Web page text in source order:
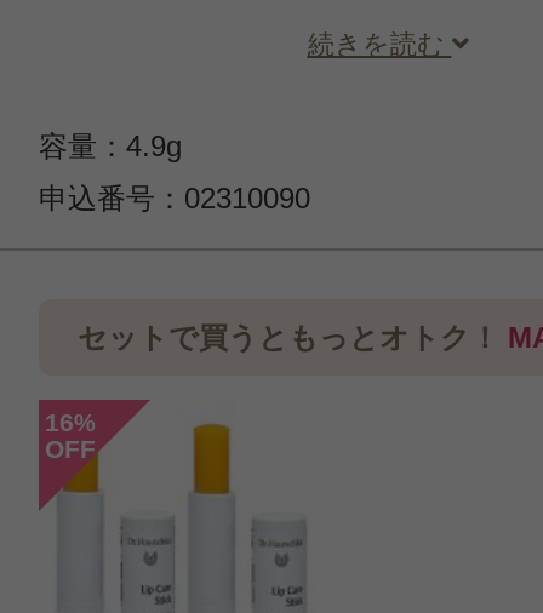
続きを読む
容量：4.9g
申込番号：02310090
27件のレビュー
総合評価：
はなちゃん 様
セットで買うともっとオトク！
16%
OFF